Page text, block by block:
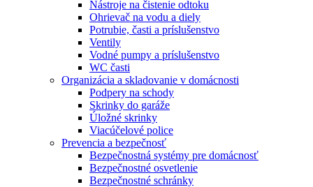
Nástroje na čistenie odtoku
Ohrievač na vodu a diely
Potrubie, časti a príslušenstvo
Ventily
Vodné pumpy a príslušenstvo
WC časti
Organizácia a skladovanie v domácnosti
Podpery na schody
Skrinky do garáže
Úložné skrinky
Viacúčelové police
Prevencia a bezpečnosť
Bezpečnostná systémy pre domácnosť
Bezpečnostné osvetlenie
Bezpečnostné schránky